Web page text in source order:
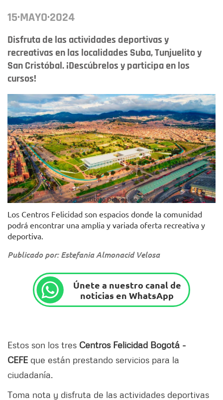
15·MAYO·2024
Disfruta de las actividades deportivas y
recreativas en las localidades Suba, Tunjuelito y
San Cristóbal. ¡Descúbrelos y participa en los
cursos!
Instituto Distrital de Recreación y Deporte-IDRD
Los Centros Felicidad son espacios donde la comunidad
podrá encontrar una amplia y variada oferta recreativa y
deportiva.
Publicado por: Estefania Almonacid Velosa
Únete a nuestro canal de
noticias en WhatsApp
Estos son los tres Centros Felicidad Bogotá -
CEFE que están prestando servicios para la
ciudadanía.
Toma nota y disfruta de las actividades deportivas